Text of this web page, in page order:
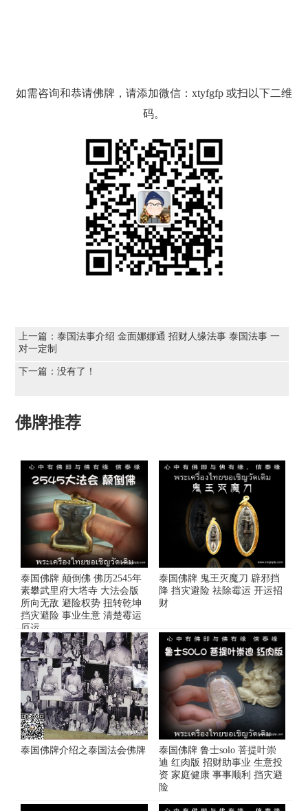
如需咨询和恭请佛牌，请添加微信：xtyfgfp 或扫以下二维
码。
上一篇：泰国法事介绍 金面娜娜通 招财人缘法事 泰国法事 一
对一定制
下一篇：没有了！
佛牌推荐
泰国佛牌 颠倒佛 佛历2545年
素攀武里府大塔寺 大法会版
所向无敌 避险权势 扭转乾坤
挡灾避险 事业生意 清楚霉运
厄运
泰国佛牌 鬼王灭魔刀 辟邪挡
降 挡灾避险 祛除霉运 开运招
财
泰国佛牌介绍之泰国法会佛牌
泰国佛牌 鲁士solo 菩提叶崇
迪 红肉版 招财助事业 生意投
资 家庭健康 事事顺利 挡灾避
险